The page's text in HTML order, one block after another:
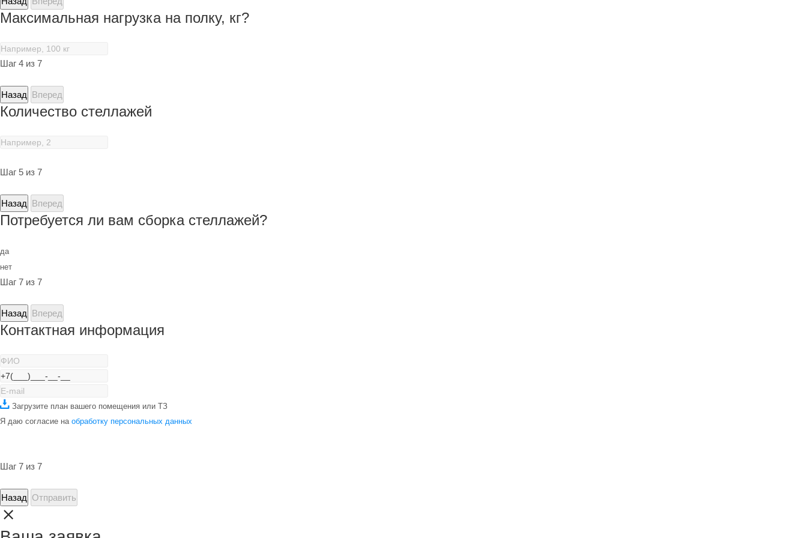
Максимальная нагрузка на полку, кг?
Шаг 4 из 7
Назад Вперед
Количество стеллажей
Шаг 5 из 7
Назад Вперед
Потребуется ли вам сборка стеллажей?
да
нет
Шаг 7 из 7
Назад Вперед
Контактная информация
Загрузите план вашего помещения или ТЗ
Я даю согласие на обработку персональных данных
Шаг 7 из 7
Назад Отправить